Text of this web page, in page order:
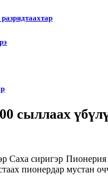
сыллаах
сиригэр Пионерия
пионердар мустан